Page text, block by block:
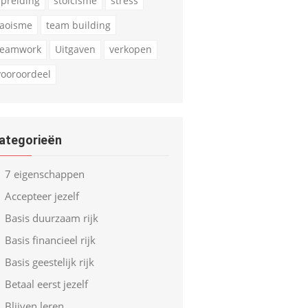
team building
Uitgaven
verkopen
7 eigenschappen
Accepteer jezelf
Basis duurzaam rijk
Basis financieel rijk
Basis geestelijk rijk
Betaal eerst jezelf